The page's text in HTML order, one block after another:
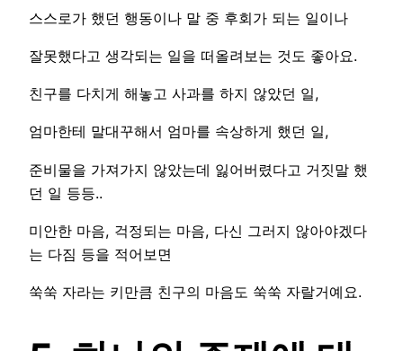
스스로가 했던 행동이나 말 중 후회가 되는 일이나
잘못했다고 생각되는 일을 떠올려보는 것도 좋아요.
친구를 다치게 해놓고 사과를 하지 않았던 일,
엄마한테 말대꾸해서 엄마를 속상하게 했던 일,
준비물을 가져가지 않았는데 잃어버렸다고 거짓말 했
던 일 등등..
미안한 마음, 걱정되는 마음, 다신 그러지 않아야겠다
는 다짐 등을 적어보면
쑥쑥 자라는 키만큼 친구의 마음도 쑥쑥 자랄거예요.